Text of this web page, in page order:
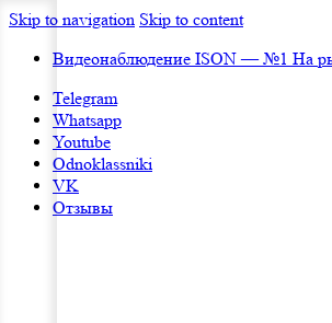
Skip to navigation Skip to content
Видеонаблюдение ISON — №1 На
Telegram
Whatsapp
Youtube
Odnoklassniki
VK
Отзывы